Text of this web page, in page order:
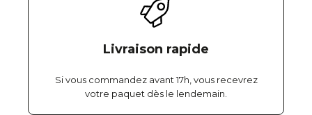
Livraison rapide
Si vous commandez avant 17h, vous recevrez
votre paquet dès le lendemain.